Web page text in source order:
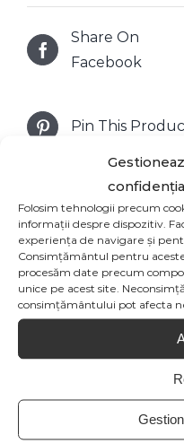
Folosim tehnologii precum
informații despre dispozitiv.
experiența de navigare și
Consimțământul pentru
procesăm date precum
unice pe acest site.
consimțământului pot afecta
Share On
Facebook
Pin This
Produse similare